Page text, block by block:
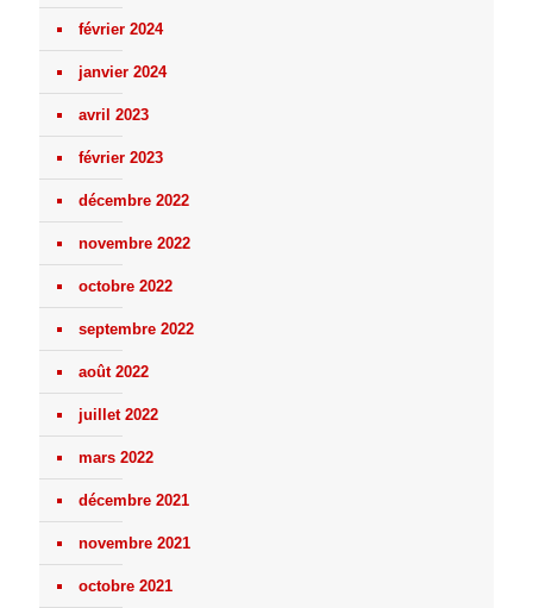
février 2024
janvier 2024
avril 2023
février 2023
décembre 2022
novembre 2022
octobre 2022
septembre 2022
août 2022
juillet 2022
mars 2022
décembre 2021
novembre 2021
octobre 2021